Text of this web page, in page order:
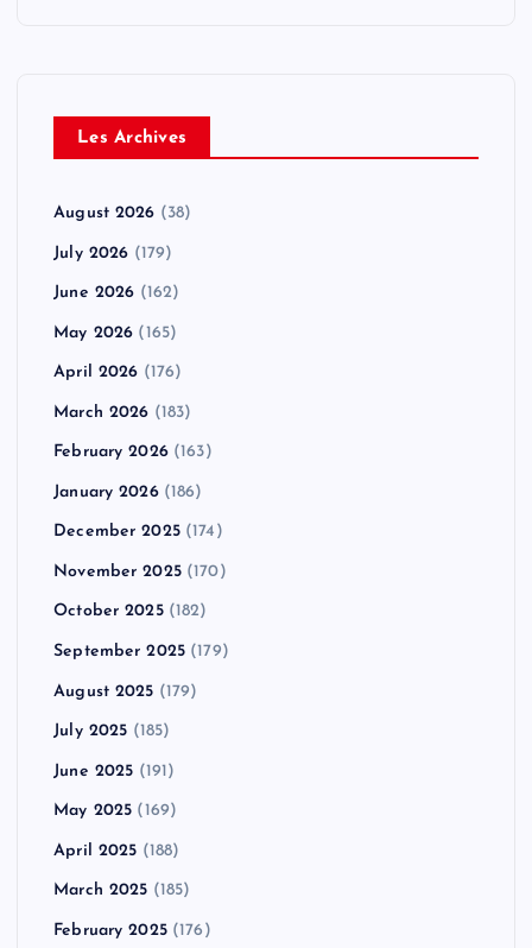
Les Archives
August 2026 (38)
July 2026 (179)
June 2026 (162)
May 2026 (165)
April 2026 (176)
March 2026 (183)
February 2026(163)
January 2026(186)
December 2025(174)
November 2025(170)
October 2025(182)
September 2025 (179)
August 2025 (179)
July 2025 (185)
June 2025 (191)
May 2025 (169)
April 2025 (188)
March 2025 (185)
February 2025(176)